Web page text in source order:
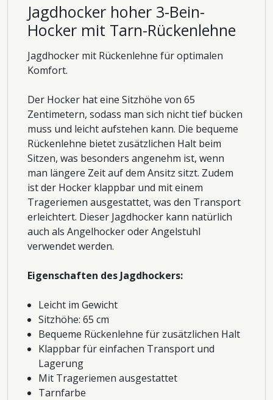
Jagdhocker hoher 3-Bein-
Hocker mit Tarn-Rückenlehne
Jagdhocker mit Rückenlehne für optimalen
Komfort.
Der Hocker hat eine Sitzhöhe von 65
Zentimetern, sodass man sich nicht tief bücken
muss und leicht aufstehen kann. Die bequeme
Rückenlehne bietet zusätzlichen Halt beim
Sitzen, was besonders angenehm ist, wenn
man längere Zeit auf dem Ansitz sitzt. Zudem
ist der Hocker klappbar und mit einem
Trageriemen ausgestattet, was den Transport
erleichtert. Dieser Jagdhocker kann natürlich
auch als Angelhocker oder Angelstuhl
verwendet werden.
Eigenschaften des Jagdhockers:
Leicht im Gewicht
Sitzhöhe: 65 cm
Bequeme Rückenlehne für zusätzlichen Halt
Klappbar für einfachen Transport und
Lagerung
Mit Trageriemen ausgestattet
Tarnfarbe